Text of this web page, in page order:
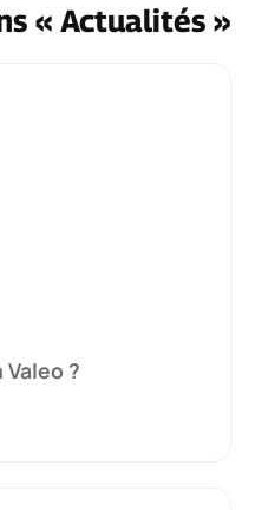
« Actualités »
?